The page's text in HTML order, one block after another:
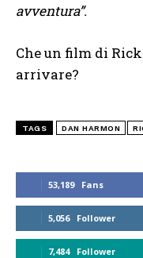
53,189 Fans
5,056 Follower
7,484 Follower
avventura”.
Che un film di
arrivare?
TAGS DAN HARMON